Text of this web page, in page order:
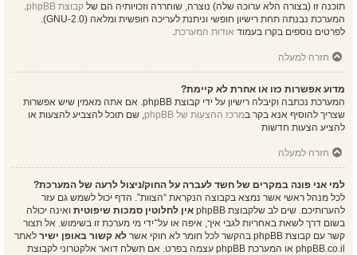
תוכנה זו (בצורה הלא ערוכה שלה) נוצרה, שוחררה וזכויותיה הם של קבוצת phpBB
.
המערכת נבנתה תחת רישיון חופשי וניתנת לעריכה חופשית ומלאה (GNU-2.0).
לפרטים נוספים בקרו בעמוד אודות המערכת.
חזרה למעלה
מדוע אפשרות כזו או אחרת לא קיימת?
המערכת נכתבה וקיבלה רישיון על ידי קבוצת phpBB. אם אתה מאמין שיש אפשרות
שצריך להוסיף אנא בקר במרכז ההצעות של phpBB
, שם תוכל להצביע להצעות או
להציע הצעות חדשות
חזרה למעלה
למי אני פונה במקרים של חשד לעברה על החוק/ניצול לרעה של המערכת?
לכל מנהל ראשי אשר נמצא בקבוצה הנקראת “הצוות”. הדף יכול לשמש גם עזר
להערותיכם. שים לב שלקבוצת phpBB
אין לחלוטין סמכות שיפוטית ואינה יכולה
בשום דרך לשאת באחריות לגבי איך, איפה או על־ידי מי מערכת זו בשימוש. אל תצור
קשר עם קבוצת phpBB בהקשר לכל חומר לא חוקי אשר
לא קשור באופן ישיר לאתר
phpBB.co.il או המערכת phpBB עצמה בפרט. אם תשלח דואר אלקטרוני לקבוצת